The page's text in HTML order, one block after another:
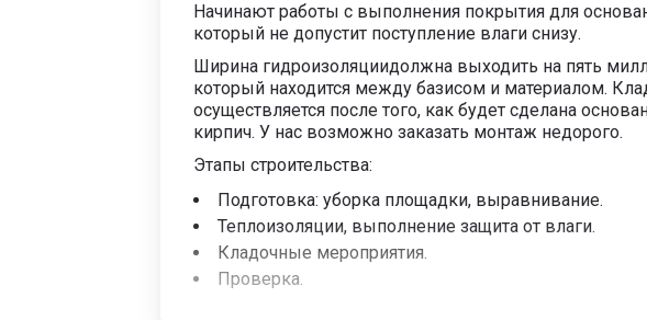
Начинают работы с выполнения покрытия для
который не допустит поступление влаги снизу.
Ширина гидроизоляциидолжна выходить на пять
который находится между базисом и материалом.
осуществляется после того, как будет сделана
кирпич. У нас возможно заказать монтаж недорого.
Этапы строительства:
Подготовка: уборка площадки, выравнивание.
Теплоизоляции, выполнение защита от влаги.
Кладочные мероприятия.
Проверка.